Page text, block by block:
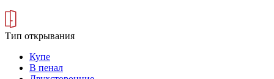
Тип открывания
Купе
В пенал